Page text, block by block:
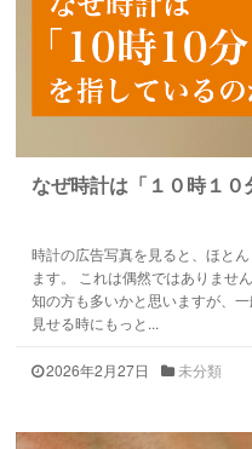
なぜ時計は「１０時１
時計の広告写真を見ると、ほと
ます。 これは偶然ではありませ
知の方も多いかと思いますが、
見せる時にもっと...
2026年2月27日 未分類